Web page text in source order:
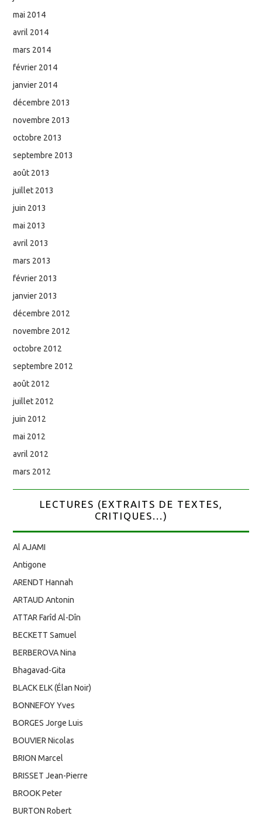
mai 2014
avril 2014
mars 2014
février 2014
janvier 2014
décembre 2013
novembre 2013
octobre 2013
septembre 2013
août 2013
juillet 2013
juin 2013
mai 2013
avril 2013
mars 2013
février 2013
janvier 2013
décembre 2012
novembre 2012
octobre 2012
septembre 2012
août 2012
juillet 2012
juin 2012
mai 2012
avril 2012
mars 2012
LECTURES (EXTRAITS DE TEXTES,
CRITIQUES...)
Al AJAMI
Antigone
ARENDT Hannah
ARTAUD Antonin
ATTAR Farîd Al-Dîn
BECKETT Samuel
BERBEROVA Nina
Bhagavad-Gita
BLACK ELK (Élan Noir)
BONNEFOY Yves
BORGES Jorge Luis
BOUVIER Nicolas
BRION Marcel
BRISSET Jean-Pierre
BROOK Peter
BURTON Robert